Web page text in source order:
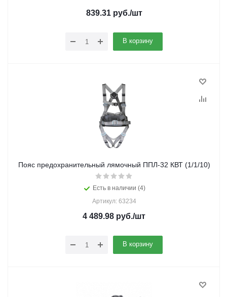
839.31руб./шт
В корзину
Пояс предохранительный лямочный ППЛ-32 КВТ (1/1/10)
Есть в наличии (4)
Артикул: 63234
4 489.98 руб./шт
В корзину